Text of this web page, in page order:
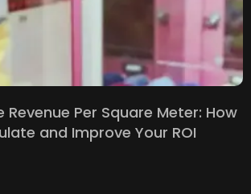
Revenue Per Square Meter:How
and Improve Your ROI